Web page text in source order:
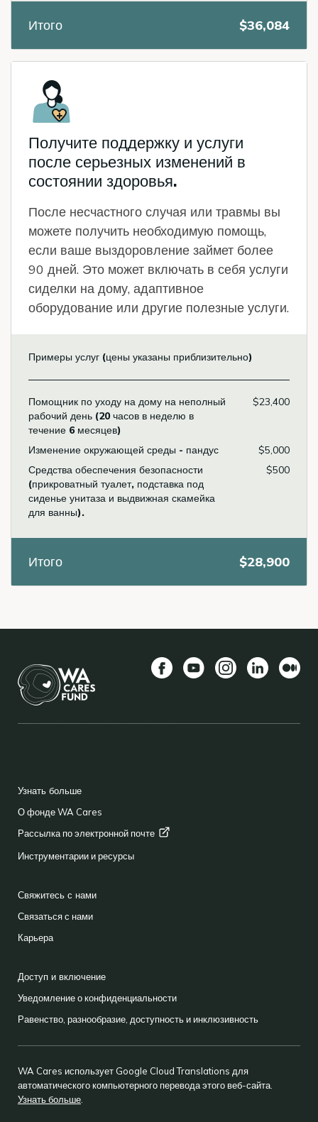
Итого $36,084
Icon
Получите поддержку и услуги
после серьезных изменений в
состоянии здоровья.
После несчастного случая или травмы вы
можете получить необходимую помощь,
если ваше выздоровление займет более
90 дней. Это может включать в себя услуги
сиделки на дому, адаптивное
оборудование или другие полезные услуги.
Примеры услуг (цены указаны приблизительно)
Помощник по уходу на дому на неполный
рабочий день (20 часов в неделю в
течение 6 месяцев)
$23,400
Изменение окружающей среды - пандус
$5,000
Средства обеспечения безопасности
(прикроватный туалет, подставка под
сиденье унитаза и выдвижная скамейка
для ванны).
$500
Итого $28,900
Узнать больше
О фонде WA Cares
Рассылка по электронной почте
Инструментарии и ресурсы
Свяжитесь с нами
Связаться с нами
Карьера
Доступ и включение
Уведомление о конфиденциальности
Равенство, разнообразие, доступность и инклюзивность
WA Cares использует Google Cloud Translations для
автоматического компьютерного перевода этого веб-сайта.
Узнать больше.